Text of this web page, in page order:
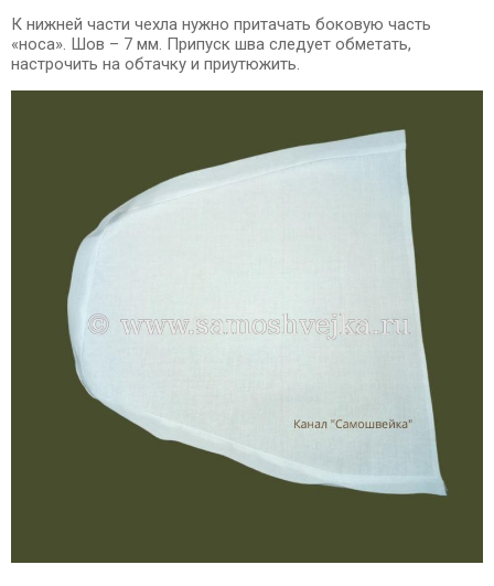
К нижней части чехла нужно притачать боковую часть
«носа». Шов – 7 мм. Припуск шва следует обметать,
настрочить на обтачку и приутюжить.